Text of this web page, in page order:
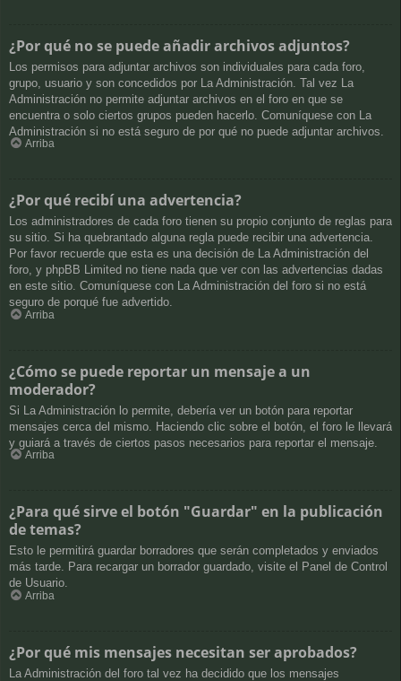
¿Por qué no se puede añadir archivos adjuntos?
Los permisos para adjuntar archivos son individuales para cada foro,
grupo, usuario y son concedidos por La Administración. Tal vez La
Administración no permite adjuntar archivos en el foro en que se
encuentra o solo ciertos grupos pueden hacerlo. Comuníquese con La
Administración si no está seguro de por qué no puede adjuntar archivos.
Arriba
¿Por qué recibí una advertencia?
Los administradores de cada foro tienen su propio conjunto de reglas para
su sitio. Si ha quebrantado alguna regla puede recibir una advertencia.
Por favor recuerde que esta es una decisión de La Administración del
foro, y phpBB Limited no tiene nada que ver con las advertencias dadas
en este sitio. Comuníquese con La Administración del foro si no está
seguro de porqué fue advertido.
Arriba
¿Cómo se puede reportar un mensaje a un
moderador?
Si La Administración lo permite, debería ver un botón para reportar
mensajes cerca del mismo. Haciendo clic sobre el botón, el foro le llevará
y guiará a través de ciertos pasos necesarios para reportar el mensaje.
Arriba
¿Para qué sirve el botón "Guardar" en la publicación
de temas?
Esto le permitirá guardar borradores que serán completados y enviados
más tarde. Para recargar un borrador guardado, visite el Panel de Control
de Usuario.
Arriba
¿Por qué mis mensajes necesitan ser aprobados?
La Administración del foro tal vez ha decidido que los mensajes